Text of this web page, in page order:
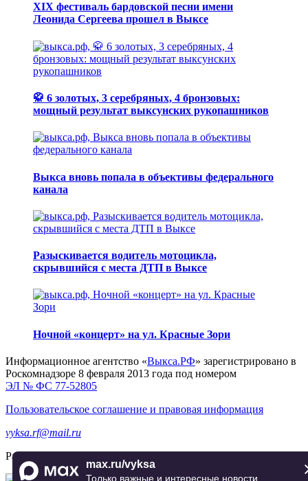
XIX фестиваль бардовской песни имени
Леонида Сергеева прошел в Выксе
🥋 6 золотых, 3 серебряных, 4 бронзовых:
мощный результат выксунских рукопашников
Выкса вновь попала в объективы федерального
канала
Разыскивается водитель мотоцикла,
скрывшийся с места ДТП в Выксе
Ночной «концерт» на ул. Красные Зори
max.ru/vyksa
Только важные и интересные новости.
Информационное агентство «Выкса.РФ» зарегистрировано в
Роскомнадзоре 8 февраля 2013 года под номером
ЭЛ № ФС 77-52805
Пользовательское соглашение и правовая информация
vyksa.rf@mail.ru
Разработка и продвижение —